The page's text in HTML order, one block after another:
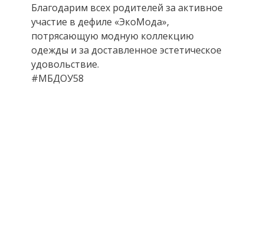
Благодарим всех родителей за активное
участие в дефиле «ЭкоМода»,
потрясающую модную коллекцию
одежды и за доставленное эстетическое
удовольствие.
#МБДОУ58